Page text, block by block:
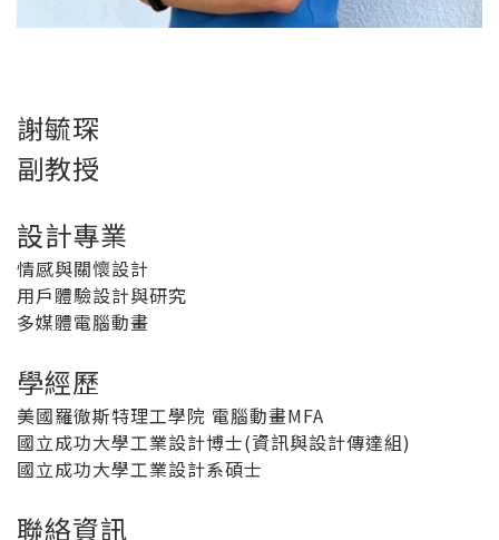
謝毓琛
副教授
設計專業
情感與關懷設計
用戶體驗設計與研究
多媒體電腦動畫
學經歷
美國羅徹斯特理工學院 電腦動畫MFA
國立成功大學工業設計博士(資訊與設計傳達組)
國立成功大學工業設計系碩士
聯絡資訊